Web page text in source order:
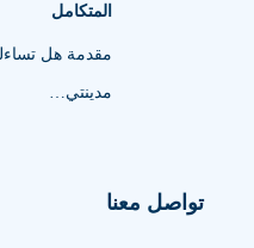
المتكامل
مقدمة هل
مدينتي…
تواصل معنا